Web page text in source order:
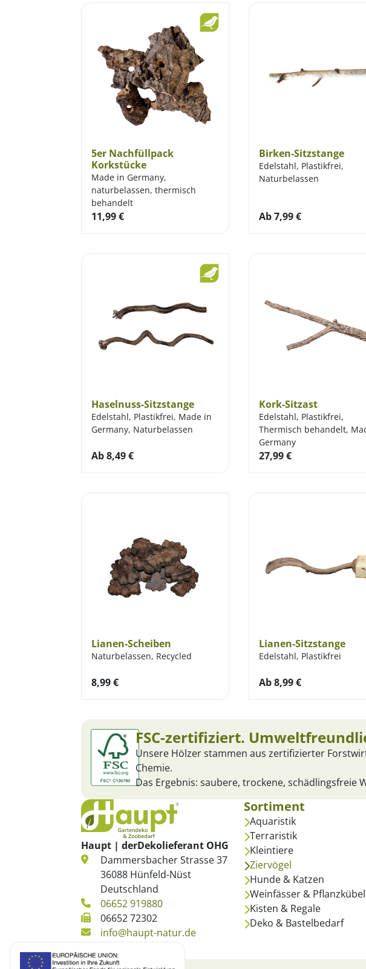
5er Nachfüllpack
Korkstücke
Made in Germany,
naturbelassen, thermisch
behandelt
11,99€
Birken-Sitzstange
Edelstahl, Plastikfrei,
Naturbelassen
Ab7,99€
Haselnuss-Sitzstange
Edelstahl, Plastikfrei, Made in
Germany, Naturbelassen
Ab8,49€
Kork-Sitzast
Edelstahl, Plastikfrei,
Thermisch behandelt,
Germany
27,99€
Lianen-Scheiben
Naturbelassen, Recycled
8,99€
Lianen-Sitzstange
Edelstahl, Plastikfrei
Ab8,99€
FSC-zertifiziert.
Unsere Hölzer stammen aus zertifizierter
Chemie.
Das Ergebnis: saubere, trockene, schädlingsfreie
Haupt | derDekolieferant OHG
Dammersbacher Strasse 37
36088 Hünfeld-Nüst
Deutschland
06652 919880
06652 72302
info@haupt-natur.de
Sortiment
Aquaristik
Terraristik
Kleintiere
Ziervögel
Hunde & Katzen
Weinfässer & Pflanzkübel
Kisten & Regale
Deko & Bastelbedarf